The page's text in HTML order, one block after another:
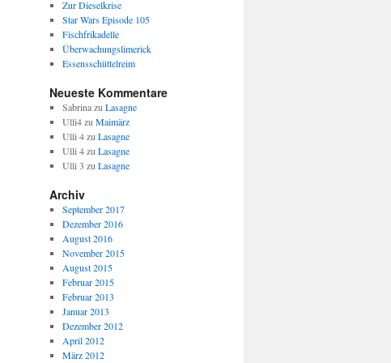
Zur Dieselkrise
Star Wars Episode 105
Fischfrikadelle
Überwachungslimerick
Essensschüttelreim
Neueste Kommentare
Sabrinazu Lasagne
Ulli4zu Maimärz
Ulli 4zu Lasagne
Ulli 4zu Lasagne
Ulli 3 zu Lasagne
Archiv
September 2017
Dezember 2016
August 2016
November 2015
August 2015
Februar 2015
Februar 2013
Januar 2013
Dezember 2012
April 2012
März 2012